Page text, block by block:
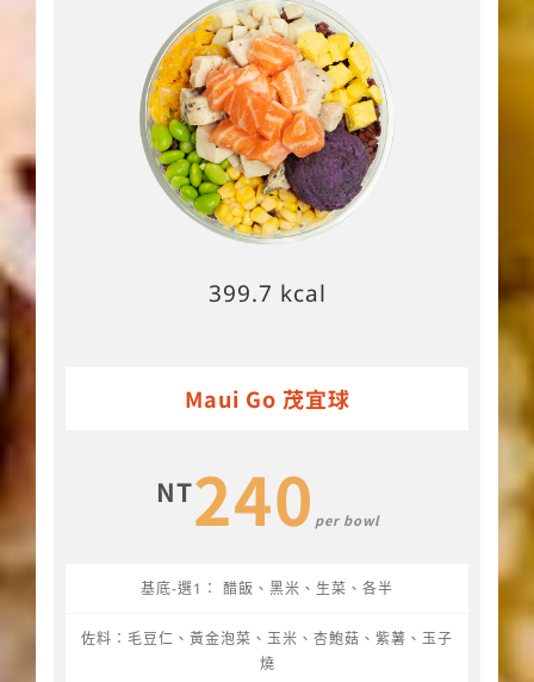
399.7 kcal
Maui Go 茂宜球
NT240 per bowl
基底-選1： 醋飯、黑米、生菜、各半
佐料：毛豆仁、黃金泡菜、玉米、杏鮑菇、紫薯、玉子
燒